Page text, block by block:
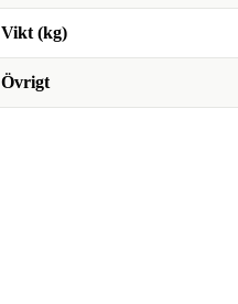
Vikt (kg)
Övrigt